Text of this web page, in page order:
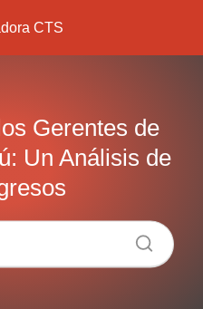
Gerentes de
Un Análisis de